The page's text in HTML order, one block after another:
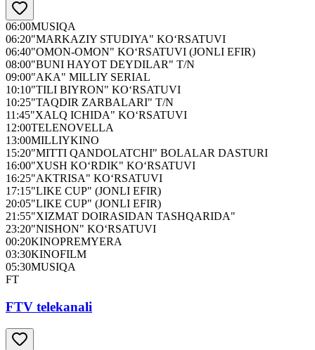
06:00MUSIQA
06:20"MARKAZIY STUDIYA" KO‘RSATUVI
06:40"OMON-OMON" KO‘RSATUVI (JONLI EFIR)
08:00"BUNI HAYOT DEYDILAR" T/N
09:00"AKA" MILLIY SERIAL
10:10"TILI BIYRON" KO‘RSATUVI
10:25"TAQDIR ZARBALARI" T/N
11:45"XALQ ICHIDA" KO‘RSATUVI
12:00TELENOVELLA
13:00MILLIYKINO
15:20"MITTI QANDOLATCHI" BOLALAR DASTURI
16:00"XUSH KO‘RDIK" KO‘RSATUVI
16:25"AKTRISA" KO‘RSATUVI
17:15"LIKE CUP" (JONLI EFIR)
20:05"LIKE CUP" (JONLI EFIR)
21:55"XIZMAT DOIRASIDAN TASHQARIDA"
23:20"NISHON" KO‘RSATUVI
00:20KINOPREMYERA
03:30KINOFILM
05:30MUSIQA
FT
FTV telekanali